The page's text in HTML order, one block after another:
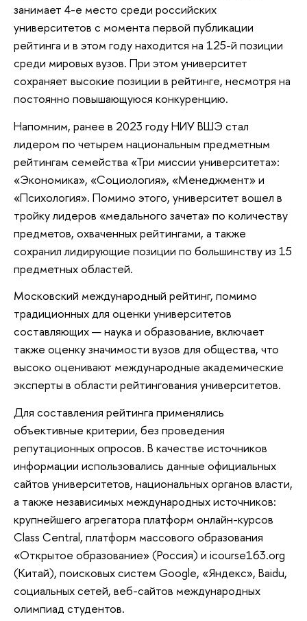
занимает 4-е место среди российских
университетов с момента первой публикации
рейтинга и в этом году находится на 125-й позиции
среди мировых вузов. При этом университет
сохраняет высокие позиции в рейтинге, несмотря на
постоянно повышающуюся конкуренцию.
Напомним, ранее в 2023 году НИУ ВШЭ стал
лидером по четырем национальным предметным
рейтингам семейства «Три миссии университета»:
«Экономика», «Социология», «Менеджмент» и
«Психология». Помимо этого, университет вошел в
тройку лидеров «медального зачета» по количеству
предметов, охваченных рейтингами, а также
сохранил лидирующие позиции по большинству из 15
предметных областей.
Московский международный рейтинг, помимо
традиционных для оценки университетов
составляющих — наука и образование, включает
также оценку значимости вузов для общества, что
высоко оценивают международные академические
эксперты в области рейтингования университетов.
Для составления рейтинга применялись
объективные критерии, без проведения
репутационных опросов. В качестве источников
информации использовались данные официальных
сайтов университетов, национальных органов власти,
а также независимых международных источников:
крупнейшего агрегатора платформ онлайн-курсов
Class Central, платформ массового образования
«Открытое образование» (Россия) и icourse163.org
(Китай), поисковых систем Google, «Яндекс», Baidu,
социальных сетей, веб-сайтов международных
олимпиад студентов.